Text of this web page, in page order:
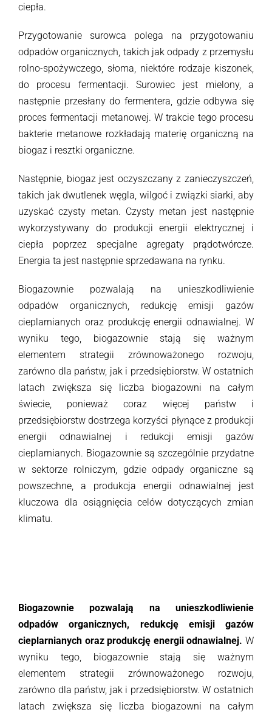
ciepła.
Przygotowanie surowca polega na przygotowaniu
odpadów organicznych, takich jak odpady z przemysłu
rolno-spożywczego, słoma, niektóre rodzaje kiszonek,
do procesu fermentacji. Surowiec jest mielony, a
następnie przesłany do fermentera, gdzie odbywa się
proces fermentacji metanowej. W trakcie tego procesu
bakterie metanowe rozkładają materię organiczną na
biogaz i resztki organiczne.
Następnie, biogaz jest oczyszczany z zanieczyszczeń,
takich jak dwutlenek węgla, wilgoć i związki siarki, aby
uzyskać czysty metan. Czysty metan jest następnie
wykorzystywany do produkcji energii elektrycznej i
ciepła poprzez specjalne agregaty prądotwórcze.
Energia ta jest następnie sprzedawana na rynku.
Biogazownie pozwalają na unieszkodliwienie
odpadów organicznych, redukcję emisji gazów
cieplarnianych oraz produkcję energii odnawialnej. W
wyniku tego, biogazownie stają się ważnym
elementem strategii zrównoważonego rozwoju,
zarówno dla państw, jak i przedsiębiorstw. W ostatnich
latach zwiększa się liczba biogazowni na całym
świecie, ponieważ coraz więcej państw i
przedsiębiorstw dostrzega korzyści płynące z produkcji
energii odnawialnej i redukcji emisji gazów
cieplarnianych. Biogazownie są szczególnie przydatne
w sektorze rolniczym, gdzie odpady organiczne są
powszechne, a produkcja energii odnawialnej jest
kluczowa dla osiągnięcia celów dotyczących zmian
klimatu.
Biogazownie pozwalają na unieszkodliwienie
odpadów organicznych, redukcję emisji gazów
cieplarnianych oraz produkcję energii odnawialnej.W
wyniku tego, biogazownie stają się ważnym
elementem strategii zrównoważonego rozwoju,
zarówno dla państw, jak i przedsiębiorstw. W ostatnich
latach zwiększa się liczba biogazowni na całym